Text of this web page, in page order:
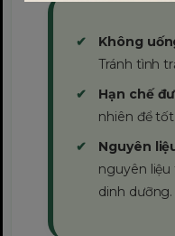
Không
Tránh tình
Hạn chế
nhiên để
Nguyên
nguyên
dinh dưỡng.